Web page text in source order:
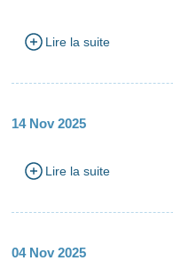
Lire la suite
14 Nov 2025
Lire la suite
04 Nov 2025